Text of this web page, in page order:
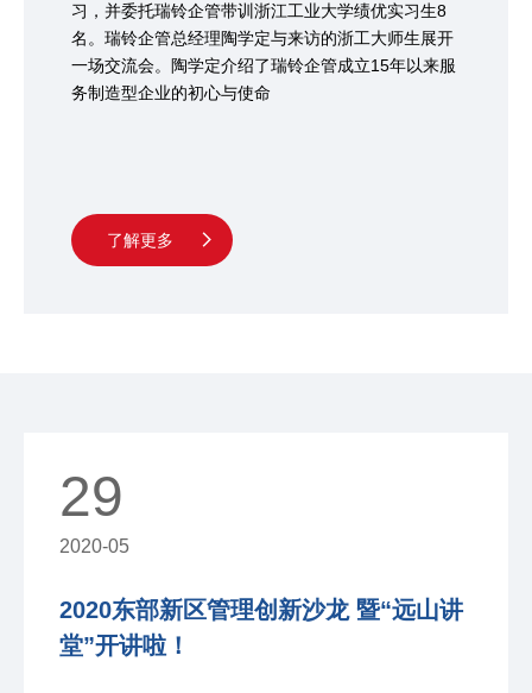
习，并委托瑞铃企管带训浙江工业大学绩优实习生8
名。瑞铃企管总经理陶学定与来访的浙工大师生展开
一场交流会。陶学定介绍了瑞铃企管成立15年以来服
务制造型企业的初心与使命
了解更多
29
2020-05
2020东部新区管理创新沙龙 暨“远山讲
堂”开讲啦！